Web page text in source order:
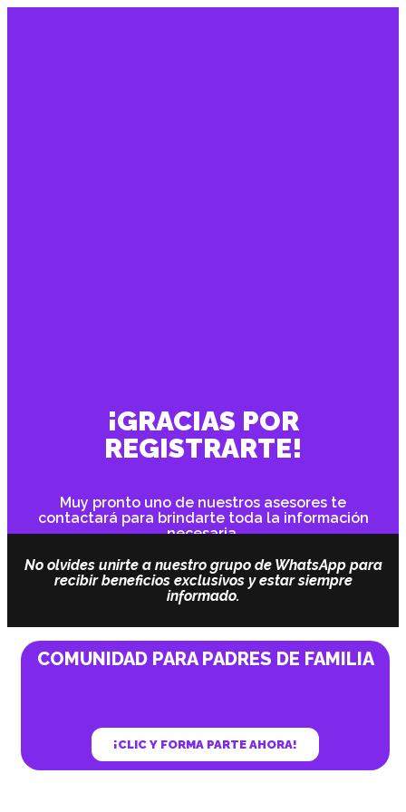
¡GRACIAS POR
REGISTRARTE!
Muy pronto uno de nuestros asesores te
contactará para brindarte toda la información
necesaria.
No olvides unirte a nuestro grupo de WhatsApp para
recibir beneficios exclusivos y estar siempre
informado.
COMUNIDAD PARA PADRES DE FAMILIA
¡CLIC Y FORMA PARTE AHORA!